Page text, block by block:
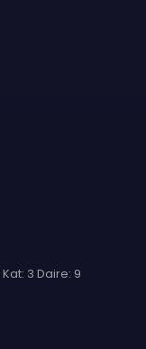
Kat: 3 Daire: 9